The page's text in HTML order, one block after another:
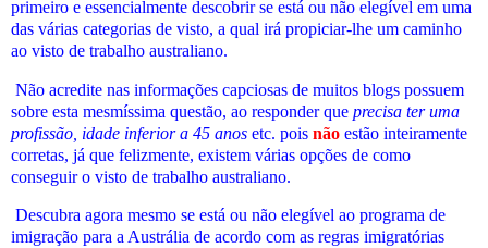
primeiro e essencialmente descobrir se está ou não elegível em uma
das várias categorias de visto, a qual irá propiciar-lhe um caminho
ao visto de trabalho australiano.
Não acredite nas informações capciosas de muitos blogs possuem
sobre esta mesmíssima questão, ao responder que precisa ter uma
profissão, idade inferior a 45 anos etc. pois não estão inteiramente
corretas, já que felizmente, existem várias opções de como
conseguir o visto de trabalho australiano.
Descubra agora mesmo se está ou não elegível ao programa de
imigração para a Austrália de acordo com as regras imigratórias